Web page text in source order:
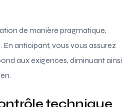
de manière pragmatique,
anticipant, vous vous assurez
aux exigences, diminuant ainsi
technique